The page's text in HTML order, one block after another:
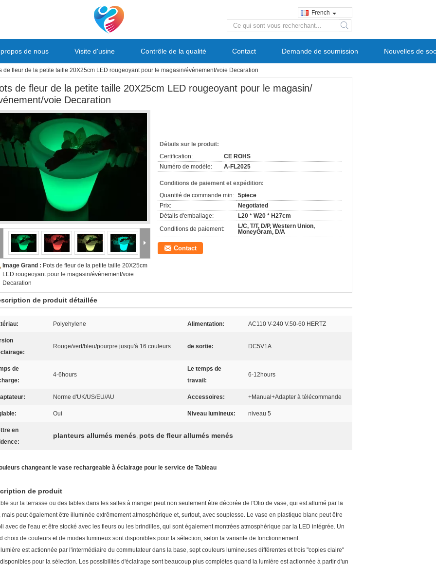
French
search
de nous Visite d'usine Contrôle de la qualité Contact Demande de soumission Nouvelles de
de fleur de la petite taille 20X25cm LED rougeoyant pour le magasin/événement/voie Decaration
de fleur de la petite taille 20X25cm LED rougeoyant pour le magasin/
voie Decaration
Image Grand : Pots de fleur de la petite taille 20X25cm
LED rougeoyant pour le magasin/événement/voie
Decaration
Détails sur le produit:
Certification:
CE ROHS
Numéro de modèle:
A-FL2025
Conditions de paiement et expédition:
Quantité de commande min: 5piece
Prix:
Negotiated
Détails d'emballage:
L20 * W20 * H27cm
Conditions de paiement:
L/C, T/T, D/P, Western Union,
MoneyGram, D/A
Contact
de produit détaillée
Polyehylene Alimentation: AC110 V-240 V.50-60 HERTZ
Rouge/vert/bleu/pourpre jusqu'à 16 couleurs de sortie: DC5V1A
de
4-6hours
Le temps de
travail:
6-12hours
Norme d'UK/US/EU/AU Accessoires: +Manual+Adapter à télécommande
Oui Niveau lumineux: niveau 5
en
planteurs allumés menés, pots de fleur allumés menés
changeant le vase rechargeable à éclairage pour le service de Tableau
de produit
sur la terrasse ou des tables dans les salles à manger peut non seulement être décorée de l'Olio de vase, qui est allumé par la
mais peut également être illuminée extrêmement atmosphérique et, surtout, avec souplesse. Le vase en plastique blanc peut être
avec de l'eau et être stocké avec les fleurs ou les brindilles, qui sont également montrées atmosphérique par la LED intégrée. Un
choix de couleurs et de modes lumineux sont disponibles pour la sélection, selon la variante de fonctionnement.
est actionnée par l'intermédiaire du commutateur dans la base, sept couleurs lumineuses différentes et trois "copies claire"
pour la sélection. Les possibilités d'éclairage sont beaucoup plus complètes quand la lumière est actionnée à partir d'un